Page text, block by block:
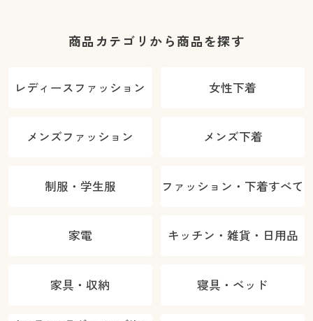
商品カテゴリから商品を探す
レディースファッション 女性下着
メンズファッション メンズ下着
制服・学生服 ファッション・下着すべて
家電 キッチン・雑貨・日用品
家具・収納 寝具・ベッド